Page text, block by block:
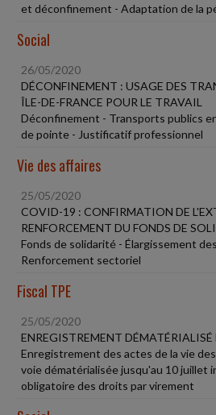
et déconfinement - Adaptation de la
Social
26/05/2020
DÉCONFINEMENT : USAGE DES
ÎLE-DE-FRANCE POUR LE TRAVAIL
Déconfinement - Transports publics
de pointe - Justificatif professionnel
Vie des affaires
25/05/2020
COVID-19 : CONFIRMATION DE
RENFORCEMENT DU FONDS DE
Fonds de solidarité - Élargissement
Renforcement sectoriel
Fiscal TPE
25/05/2020
ENREGISTREMENT DÉMATÉRIALISÉ
Enregistrement des actes de la vie
voie dématérialisée jusqu'au 10 juillet
obligatoire des droits par virement